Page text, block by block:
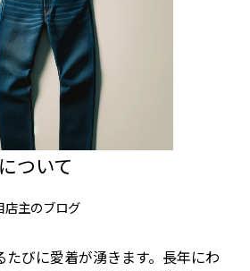
ついて
店主のブログ
たびに愛着が湧きます。長年にわ